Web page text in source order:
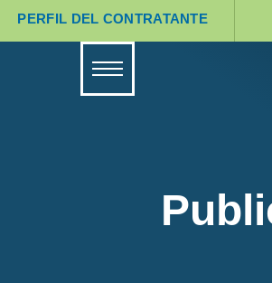
PERFIL DEL CONTRATANTE